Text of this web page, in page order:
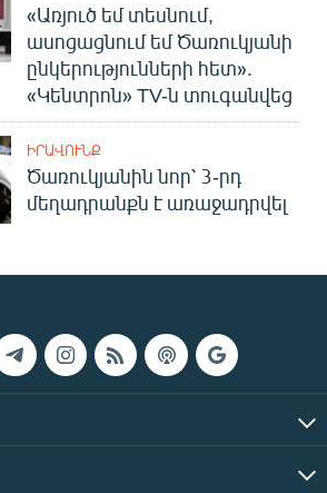
«Առյուծ եմ տեսնում,
ասոցացնում եմ Ծառուկյանի
ընկերությունների հետ».
«Կենտրոն» TV-ն տուգանվեց
ԻՐԱՎՈՒՆՔ
Ծառուկյանին նոր՝ 3-րդ
մեղադրանքն է առաջադրվել